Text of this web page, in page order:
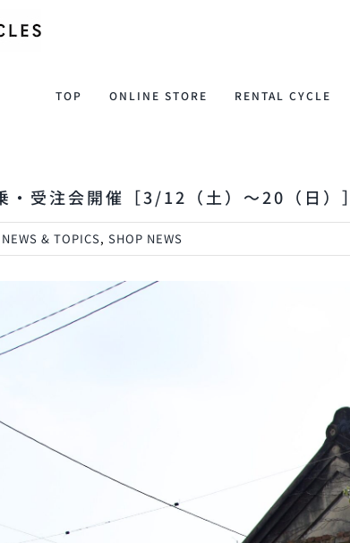
TOP ONLINE STORE RENTAL CYCLE
・受注会開催［3/12（土）〜20（日）］
NEWS & TOPICS, SHOP NEWS